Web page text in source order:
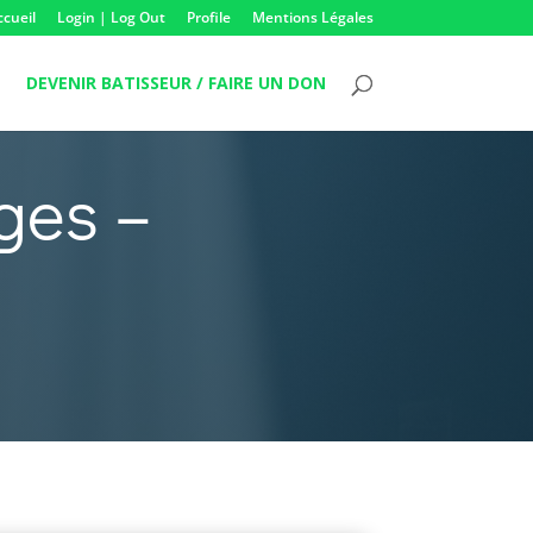
Login | Log Out Profile Mentions Légales
DEVENIR BATISSEUR / FAIRE UN DON
–